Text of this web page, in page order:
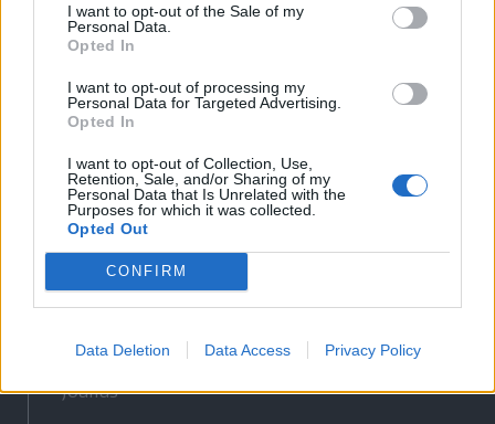
I want to opt-out of the Sale of my
Personal Data.
Opted In
I want to opt-out of processing my
Personal Data for Targeted Advertising.
Opted In
I want to opt-out of Collection, Use,
Retention, Sale, and/or Sharing of my
Personal Data that Is Unrelated with the
Purposes for which it was collected.
Opted Out
CONFIRM
Data Deletion Data Access Privacy Policy
Sütibeállítások
Médiatér
Liget
Krónika
Bihari Napló
Erdélyi Napló
Főtér
Rádió GaGa
Jóállás